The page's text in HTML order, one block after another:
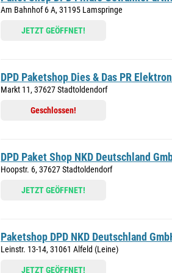
Am Bahnhof 6 A, 31195 Lamspringe
JETZT GEÖFFNET!
DPD Paketshop Dies & Das PR
Markt 11, 37627 Stadtoldendorf
Geschlossen!
DPD Paket Shop NKD Deutschland
Hoopstr. 6, 37627 Stadtoldendorf
JETZT GEÖFFNET!
Paketshop DPD NKD Deutschland
Leinstr. 13-14, 31061 Alfeld (Leine)
JETZT GEÖFFNET!